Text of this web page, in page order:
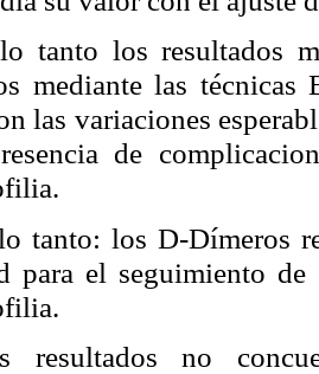
tanto los resultados
mediante las
las variaciones
de
tanto: los D-Dímeros
para el seguimiento de
resultados no